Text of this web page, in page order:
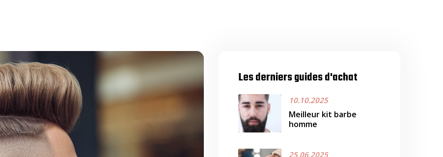
Les derniers guides d'achat
10.10.2025
Meilleur kit barbe
homme
25.06.2025